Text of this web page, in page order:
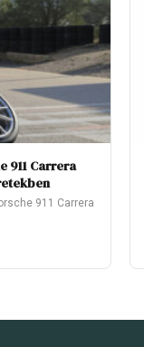
911 Carrera
911 Carrera